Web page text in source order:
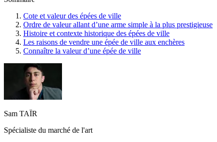
Cote et valeur des épées de ville
Ordre de valeur allant d’une arme simple à la plus prestigieuse
Histoire et contexte historique des épées de ville
Les raisons de vendre une épée de ville aux enchères
Connaître la valeur d’une épée de ville
Sam TAÏR
Spécialiste du marché de l'art